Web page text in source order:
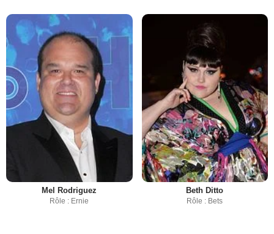
Mel Rodriguez
Rôle : Ernie
Beth Ditto
Rôle : Bets